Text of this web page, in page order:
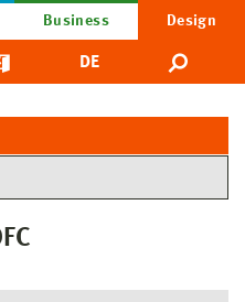
Business Design
DE